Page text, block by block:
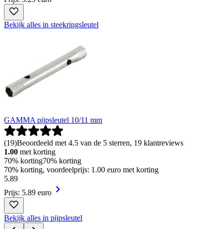
Bekijk alles in steekringsleutel
GAMMA pijpsleutel 10/11 mm
(19)Beoordeeld met 4.5 van de 5 sterren, 19 klantreviews
1.00 met korting
70% korting70% korting
70% korting, voordeelprijs: 1.00 euro met korting
5.89
Prijs: 5.89 euro
Bekijk alles in pijpsleutel